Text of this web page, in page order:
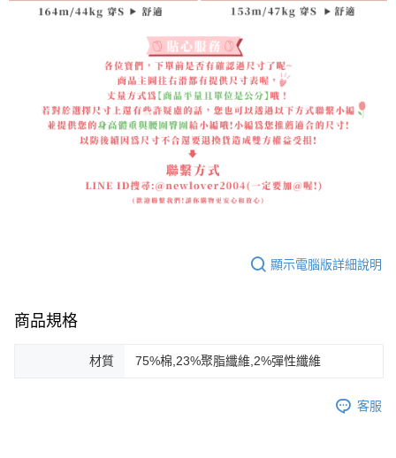
顯示電腦版詳細說明
商品規格
材質 75%棉,23%聚脂纖維,2%彈性纖維
客服